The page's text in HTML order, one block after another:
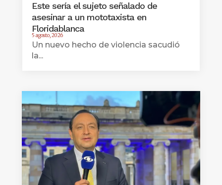
Este sería el sujeto señalado de
asesinar a un mototaxista en
Floridablanca
5 agosto, 2026
Un nuevo hecho de violencia sacudió
la...